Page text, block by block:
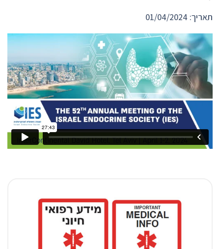
תאריך: 01/04/2024